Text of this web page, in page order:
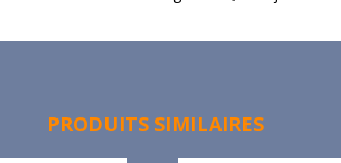
PRODUITS SIMILAIRES